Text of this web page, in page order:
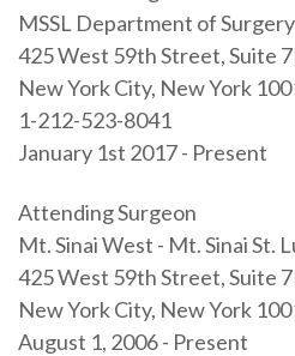
MSSL Department of Surgery
425 West 59th Street, Suite
New York City, New York
1-212-523-8041
January 1st 2017 - Present
Attending Surgeon
Mt. Sinai West - Mt. Sinai St.
425 West 59th Street, Suite
New York City, New York
August 1, 2006 - Present